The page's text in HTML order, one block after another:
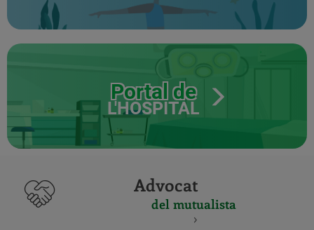
Portal de
L'HOSPITAL
Advocat
del mutualista